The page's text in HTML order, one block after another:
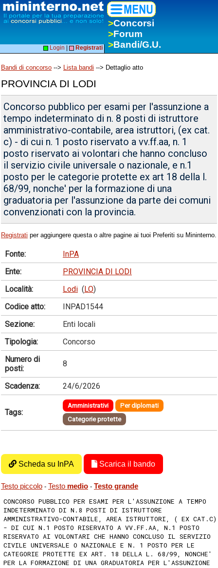
>Concorsi
>Forum
>Bandi/G.U.
Login Registrati
Bandi di concorso --> Lista bandi --> Dettaglio atto
PROVINCIA DI LODI
Concorso pubblico per esami per l'assunzione a
tempo indeterminato di n. 8 posti di istruttore
amministrativo-contabile, area istruttori, (ex cat.
c) - di cui n. 1 posto riservato a vv.ff.aa, n. 1
posto riservato ai volontari che hanno concluso
il servizio civile universale o nazionale, e n.1
posto per le categorie protette ex art 18 della l.
68/99, nonche' per la formazione di una
graduatoria per l'assunzione da parte dei comuni
convenzionati con la provincia.
Registrati per aggiungere questa o altre pagine ai tuoi Preferiti su Mininterno.
Fonte:
InPA
Ente:
PROVINCIA DI LODI
Località:
Lodi (LO)
Codice atto:
INPAD1544
Sezione:
Enti locali
Tipologia:
Concorso
Numero di
posti:
8
Scadenza: 24/6/2026
Tags:
Amministrativi
Per diplomati
Categorie protette
Scheda su InPA Scarica il bando
Testo piccolo - Testo medio - Testo grande
CONCORSO PUBBLICO PER ESAMI PER L'ASSUNZIONE A TEMPO
INDETERMINATO DI N.8 POSTI DI ISTRUTTORE
AMMINISTRATIVO-CONTABILE, AREA ISTRUTTORI, ( EX CAT.C)
- DI CUI N.1 POSTO RISERVATO A VV.FF.AA, N.1 POSTO
RISERVATO AI VOLONTARI CHE HANNO CONCLUSO IL SERVIZIO
CIVILE UNIVERSALE O NAZIONALE E N. 1 POSTO PER LE
CATEGORIE PROTETTE EX ART. 18 DELLA L. 68/99, NONCHE'
PER LA FORMAZIONE DI UNA GRADUATORIA PER L'ASSUNZIONE